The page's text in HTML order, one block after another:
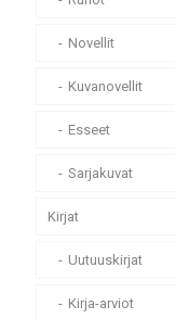
Novellit
Kuvanovellit
Esseet
Sarjakuvat
Kirjat
Uutuuskirjat
Kirja-arviot